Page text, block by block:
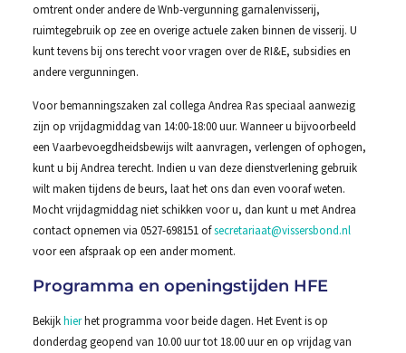
omtrent onder andere de Wnb-vergunning garnalenvisserij,
ruimtegebruik op zee en overige actuele zaken binnen de visserij. U
kunt tevens bij ons terecht voor vragen over de RI&E, subsidies en
andere vergunningen.
Voor bemanningszaken zal collega Andrea Ras speciaal aanwezig
zijn op vrijdagmiddag van 14:00-18:00 uur. Wanneer u bijvoorbeeld
een Vaarbevoegdheidsbewijs wilt aanvragen, verlengen of ophogen,
kunt u bij Andrea terecht. Indien u van deze dienstverlening gebruik
wilt maken tijdens de beurs, laat het ons dan even vooraf weten.
Mocht vrijdagmiddag niet schikken voor u, dan kunt u met Andrea
contact opnemen via 0527-698151 ofsecretariaat@vissersbond.nl
voor een afspraak op een ander moment.
Programma en openingstijden HFE
Bekijkhierhet programma voor beide dagen. Het Event is op
donderdag geopend van 10.00 uur tot 18.00 uur en op vrijdag van